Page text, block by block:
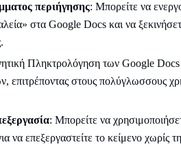
περιήγησης: Μπορείτε να
στα Google Docs και να
Πληκτρολόγηση των Google Docs
επιτρέποντας στους πολύγλωσσους
: Μπορείτε να
να επεξεργαστείτε το κείμενο χωρίς